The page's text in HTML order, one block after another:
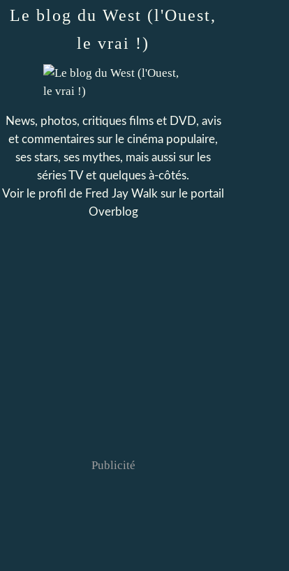
Le blog du West (l'Ouest,
le vrai !)
News, photos, critiques films et DVD, avis
et commentaires sur le cinéma populaire,
ses stars, ses mythes, mais aussi sur les
séries TV et quelques à-côtés.
Voir le profil de Fred Jay Walk sur le portail
Overblog
Publicité